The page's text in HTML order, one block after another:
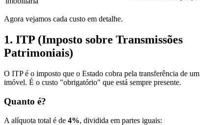
Agora vejamos cada custo em detalhe.
1. ITP (Imposto sobre Transmissões
Patrimoniais)
O ITP é o imposto que o Estado cobra pela transferência de um
imóvel. É o custo "obrigatório" que está sempre presente.
Quanto é?
A alíquota total é de 4%, dividida em partes iguais: